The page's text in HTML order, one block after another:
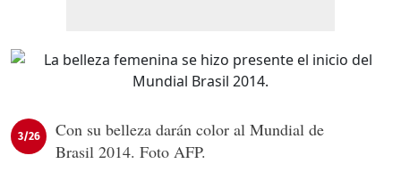
3/26
Con su belleza darán color al Mundial de
Brasil 2014. Foto AFP.